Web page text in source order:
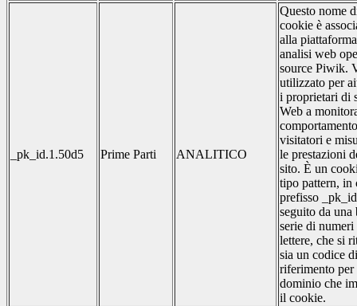
_pk_id.1.50d5 Prime Parti ANALITICO
Questo nome
cookie è
alla
analisi web
source Piwik.
utilizzato per
i proprietari di
Web a
visitatori e
le prestazioni
sito. È un
tipo pattern, in
prefisso
seguito da una
serie di numeri
lettere, che si
sia un codice di
riferimento
dominio che
il cookie.